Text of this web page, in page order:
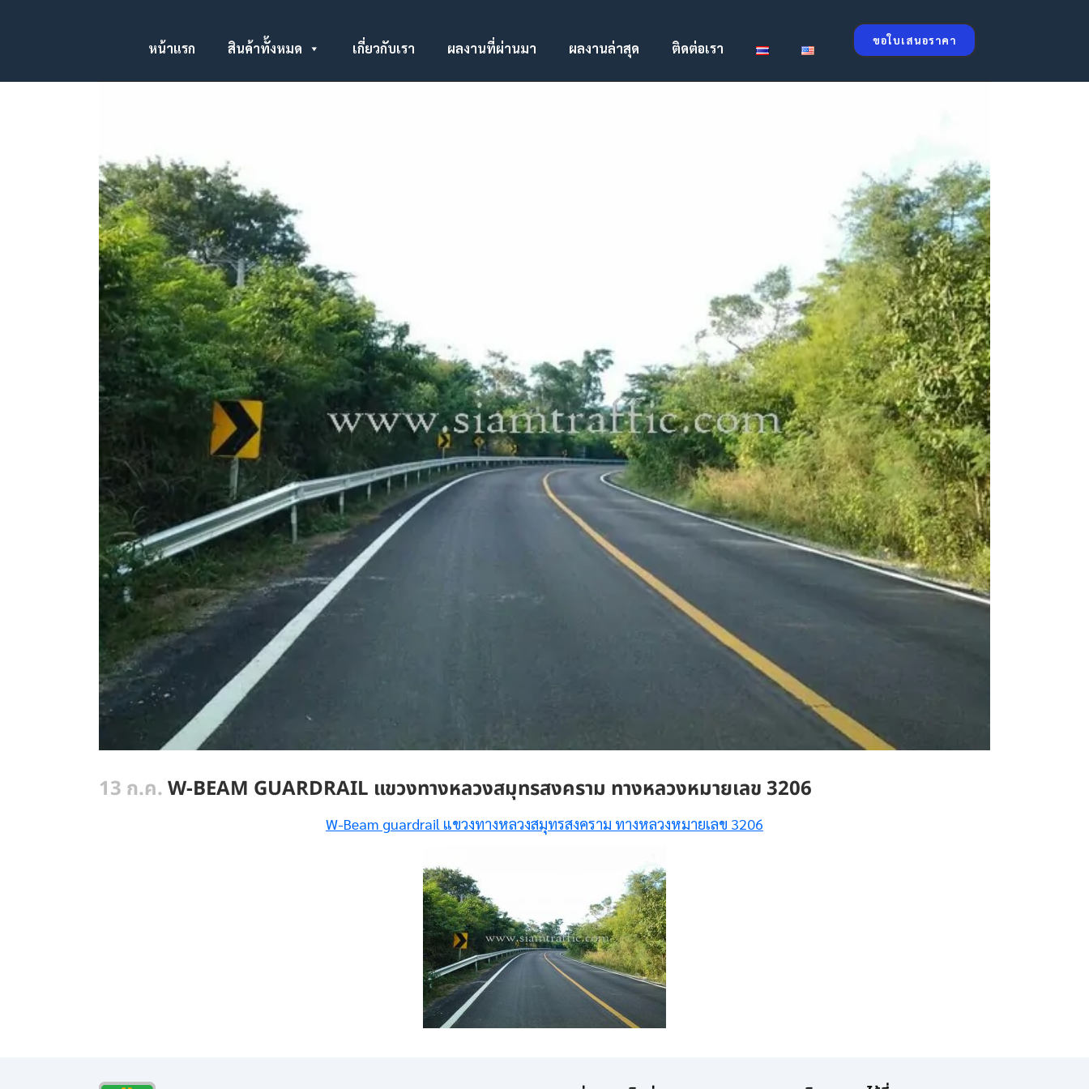
ขอใบเสนอราคา
หน้าแรก สินค้าทั้งหมด เกี่ยวกับเรา ผลงานที่ผ่านมา ผลงานล่าสุด ติดต่อเรา
13 ก.ค.W-BEAM GUARDRAIL แขวงทางหลวงสมุทรสงคราม ทางหลวงหมายเลข 3206
W-Beam guardrail แขวงทางหลวงสมุทรสงคราม ทางหลวงหมายเลข 3206